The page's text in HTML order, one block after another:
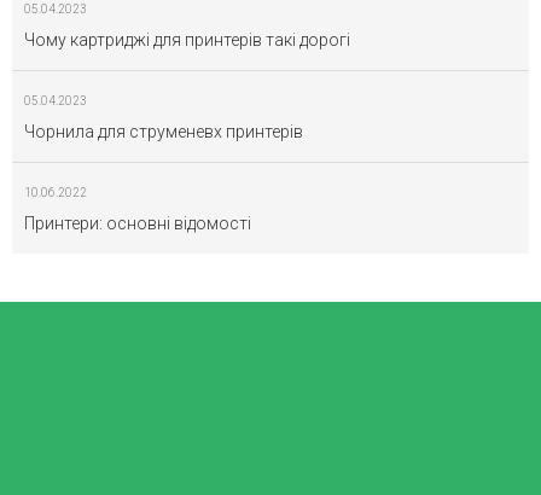
05.04.2023
Чому картриджі для принтерів такі дорогі
05.04.2023
Чорнила для струменевх принтерів
10.06.2022
Принтери: основні відомості